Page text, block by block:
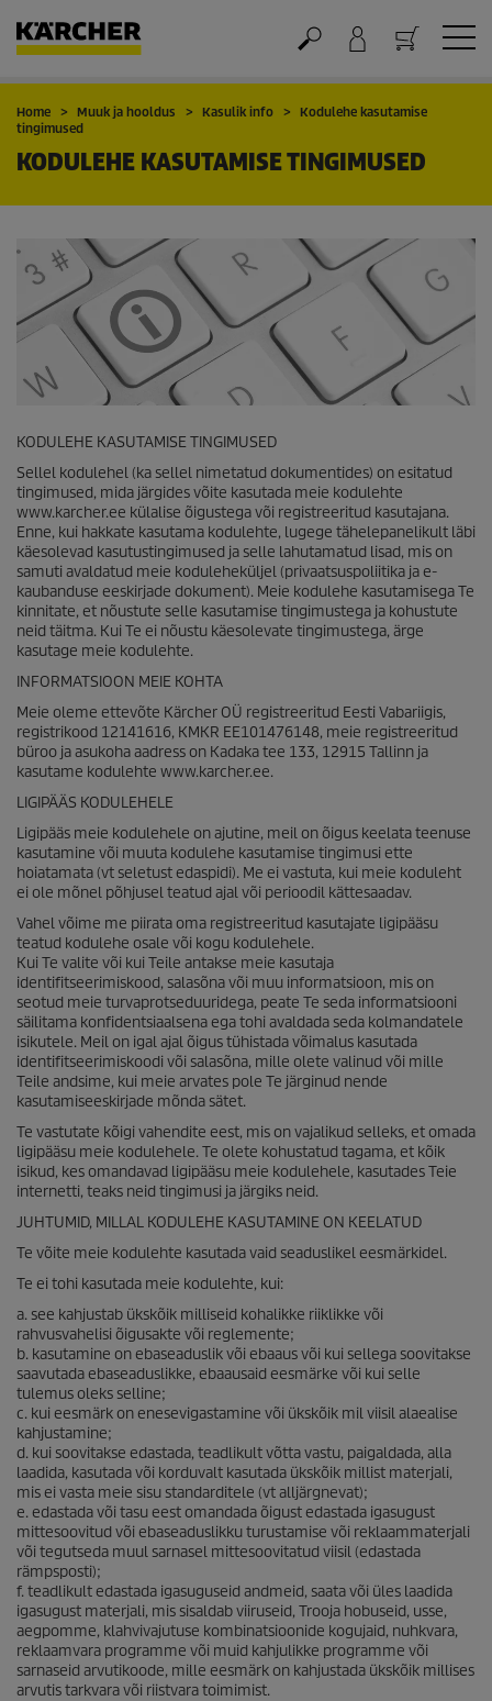
Ostukorv
Home Muuk ja hooldus Kasulik info
Kodulehe kasutamise
tingimused
KODULEHE KASUTAMISE TINGIMUSED
KODULEHE KASUTAMISE TINGIMUSED
Sellel kodulehel (ka sellel nimetatud dokumentides) on esitatud
tingimused, mida järgides võite kasutada meie kodulehte
www.karcher.ee külalise õigustega või registreeritud kasutajana.
Enne, kui hakkate kasutama kodulehte, lugege tähelepanelikult läbi
käesolevad kasutustingimused ja selle lahutamatud lisad, mis on
samuti avaldatud meie koduleheküljel (privaatsuspoliitika ja e-
kaubanduse eeskirjade dokument). Meie kodulehe kasutamisega Te
kinnitate, et nõustute selle kasutamise tingimustega ja kohustute
neid täitma. Kui Te ei nõustu käesolevate tingimustega, ärge
kasutage meie kodulehte.
INFORMATSIOON MEIE KOHTA
Meie oleme ettevõte Kärcher OÜ registreeritud Eesti Vabariigis,
registrikood 12141616, KMKR EE101476148, meie registreeritud
büroo ja asukoha aadress on Kadaka tee 133, 12915 Tallinn ja
kasutame kodulehte www.karcher.ee.
LIGIPÄÄS KODULEHELE
Ligipääs meie kodulehele on ajutine, meil on õigus keelata teenuse
kasutamine või muuta kodulehe kasutamise tingimusi ette
hoiatamata (vt seletust edaspidi). Me ei vastuta, kui meie koduleht
ei ole mõnel põhjusel teatud ajal või perioodil kättesaadav.
Vahel võime me piirata oma registreeritud kasutajate ligipääsu
teatud kodulehe osale või kogu kodulehele.
Kui Te valite või kui Teile antakse meie kasutaja
identifitseerimiskood, salasõna või muu informatsioon, mis on
seotud meie turvaprotseduuridega, peate Te seda informatsiooni
säilitama konfidentsiaalsena ega tohi avaldada seda kolmandatele
isikutele. Meil on igal ajal õigus tühistada võimalus kasutada
identifitseerimiskoodi või salasõna, mille olete valinud või mille
Teile andsime, kui meie arvates pole Te järginud nende
kasutamiseeskirjade mõnda sätet.
Te vastutate kõigi vahendite eest, mis on vajalikud selleks, et omada
ligipääsu meie kodulehele. Te olete kohustatud tagama, et kõik
isikud, kes omandavad ligipääsu meie kodulehele, kasutades Teie
internetti, teaks neid tingimusi ja järgiks neid.
JUHTUMID, MILLAL KODULEHE KASUTAMINE ON KEELATUD
Te võite meie kodulehte kasutada vaid seaduslikel eesmärkidel.
Te ei tohi kasutada meie kodulehte, kui:
a. see kahjustab ükskõik milliseid kohalikke riiklikke või
rahvusvahelisi õigusakte või reglemente;
b. kasutamine on ebaseaduslik või ebaaus või kui sellega soovitakse
saavutada ebaseaduslikke, ebaausaid eesmärke või kui selle
tulemus oleks selline;
c. kui eesmärk on enesevigastamine või ükskõik mil viisil alaealise
kahjustamine;
d. kui soovitakse edastada, teadlikult võtta vastu, paigaldada, alla
laadida, kasutada või korduvalt kasutada ükskõik millist materjali,
mis ei vasta meie sisu standarditele (vt alljärgnevat);
e. edastada või tasu eest omandada õigust edastada igasugust
mittesoovitud või ebaseaduslikku turustamise või reklaammaterjali
või tegutseda muul sarnasel mittesoovitatud viisil (edastada
rämpsposti);
f. teadlikult edastada igasuguseid andmeid, saata või üles laadida
igasugust materjali, mis sisaldab viiruseid, Trooja hobuseid, usse,
aegpomme, klahvivajutuse kombinatsioonide kogujaid, nuhkvara,
reklaamvara programme või muid kahjulikke programme või
sarnaseid arvutikoode, mille eesmärk on kahjustada ükskõik millises
arvutis tarkvara või riistvara toimimist.